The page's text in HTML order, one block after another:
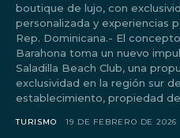
boutique de lujo, con
personalizada y experiencias
Rep. Dominicana.- El
Barahona toma un nuevo
Saladilla Beach Club, una
exclusividad en la región sur
establecimiento, propiedad
TURISMO 19 DE FEBRERO DE 2026